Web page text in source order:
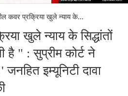
कवर प्रक्रिया खुले न्याय के...
खुले न्याय के सिद्धांतों
" : सुप्रीम कोर्ट ने
इम्यूनिटी दावा